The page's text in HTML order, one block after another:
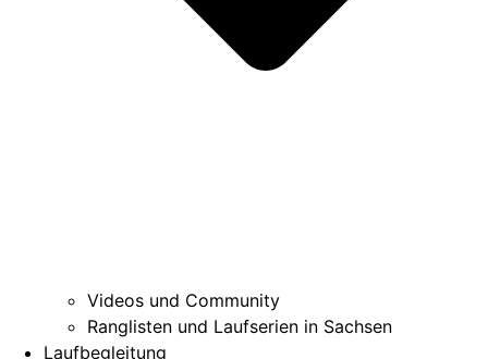
Videos und Community
Ranglisten und Laufserien in Sachsen
Laufbegleitung